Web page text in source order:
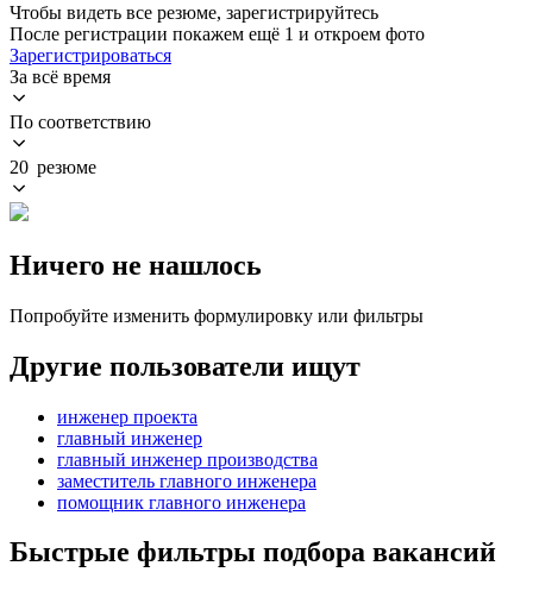
Чтобы видеть все резюме, зарегистрируйтесь
После регистрации покажем ещё 1 и откроем фото
Зарегистрироваться
За всё время
По соответствию
20 резюме
Ничего не нашлось
Попробуйте изменить формулировку или фильтры
Другие пользователи ищут
инженер проекта
главный инженер
главный инженер производства
заместитель главного инженера
помощник главного инженера
Быстрые фильтры подбора вакансий